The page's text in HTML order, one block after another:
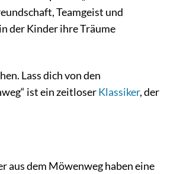
Teamgeist und
der Kinder ihre Träume
Lass dich von den
ist ein zeitloserKlassiker, der
aus dem Möwenweg haben eine